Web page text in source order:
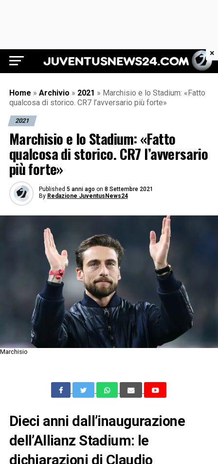
Juventus News 24
Home » Archivio » 2021 » Marchisio e lo Stadium: «Fatto
qualcosa di storico. CR7 l’avversario più forte»
2021
Marchisio e lo Stadium: «Fatto
qualcosa di storico. CR7 l’avversario
più forte»
Published 5 anni ago on 8 Settembre 2021
By Redazione JuventusNews24
Marchisio
Dieci anni dall’inaugurazione
dell’Allianz Stadium: le
dichiarazioni di Claudio
×